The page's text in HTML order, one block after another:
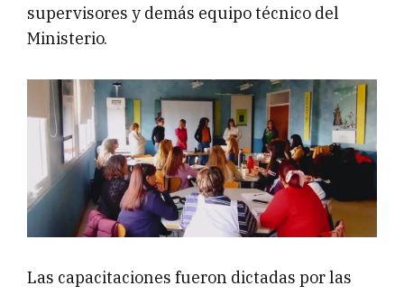
supervisores y demás equipo técnico del
Ministerio.
Las capacitaciones fueron dictadas por las